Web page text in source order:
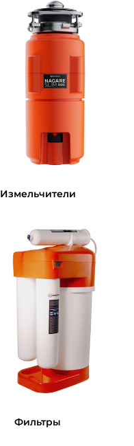
Измельчители
Фильтры